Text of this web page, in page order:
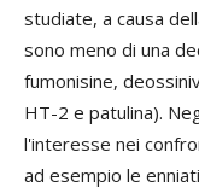
studiate, a causa
sono meno di una
fumonisine,
HT-2 e patulina).
l'interesse nei
ad esempio le